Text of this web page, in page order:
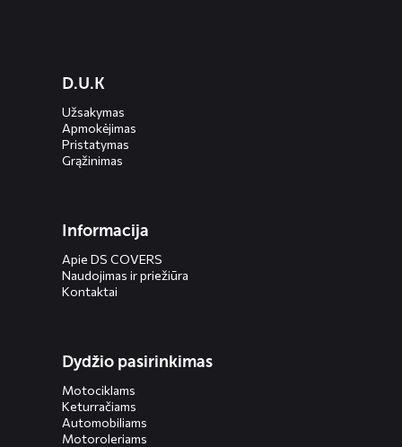
menusD.U.K
Užsakymas
Apmokėjimas
Pristatymas
Grąžinimas
Informacija
Apie DS COVERS
Naudojimas ir priežiūra
Kontaktai
Dydžio pasirinkimas
Motociklams
Keturračiams
Automobiliams
Motoroleriams